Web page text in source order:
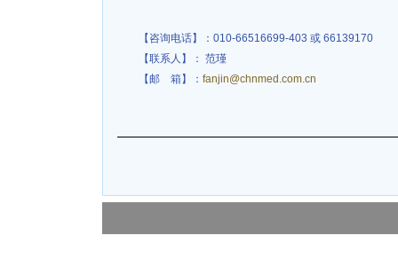
【咨询电话】：010-66516699-403 或 66139170
【联系人】： 范瑾
【邮 箱】： fanjin@chnmed.com.cn